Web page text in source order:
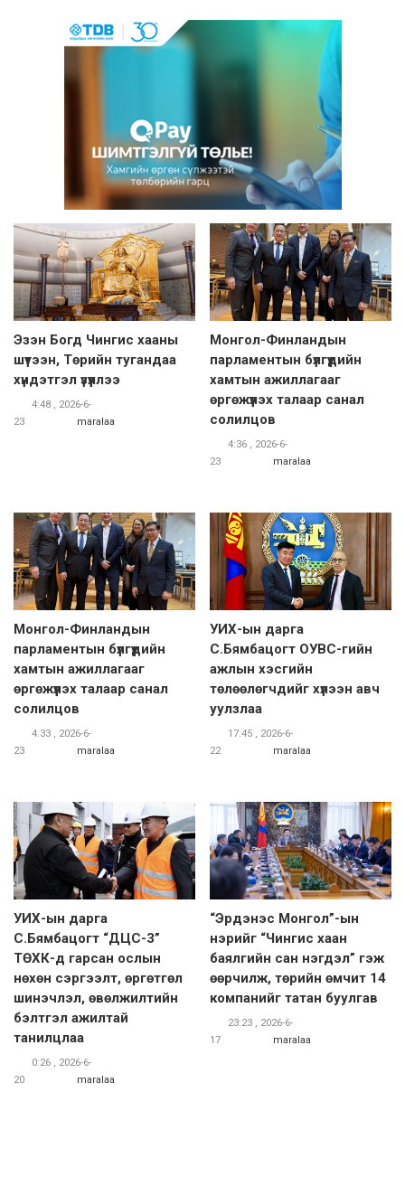
Эзэн Богд Чингис хааны
шүтээн, Төрийн тугандаа
хүндэтгэл үзүүллээ
4:48 , 2026-6-
23
maralaa
Монгол-Финландын
парламентын бүлгүүдийн
хамтын ажиллагааг
өргөжүүлэх талаар санал
солилцов
4:36 , 2026-6-
23
maralaa
Монгол-Финландын
парламентын бүлгүүдийн
хамтын ажиллагааг
өргөжүүлэх талаар санал
солилцов
4:33 , 2026-6-
23
maralaa
УИХ-ын дарга
С.Бямбацогт ОУВС-гийн
ажлын хэсгийн
төлөөлөгчдийг хүлээн авч
уулзлаа
17:45 , 2026-6-
22
maralaa
УИХ-ын дарга
С.Бямбацогт “ДЦС-3”
ТӨХК-д гарсан ослын
нөхөн сэргээлт, өргөтгөл
шинэчлэл, өвөлжилтийн
бэлтгэл ажилтай
танилцлаа
0:26 , 2026-6-
20
maralaa
“Эрдэнэс Монгол”-ын
нэрийг “Чингис хаан
баялгийн сан нэгдэл” гэж
өөрчилж, төрийн өмчит 14
компанийг татан буулгав
23:23 , 2026-6-
17
maralaa